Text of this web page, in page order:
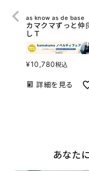
as know as de base
カマクマずっと仲
しＴ
¥10,780税込
詳細を見る
あなた